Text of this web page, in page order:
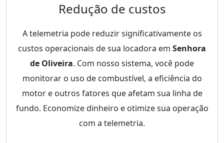
Redução de custos
A telemetria pode reduzir significativamente os
custos operacionais de sua locadora em Senhora
de Oliveira. Com nosso sistema, você pode
monitorar o uso de combustível, a eficiência do
motor e outros fatores que afetam sua linha de
fundo. Economize dinheiro e otimize sua operação
com a telemetria.